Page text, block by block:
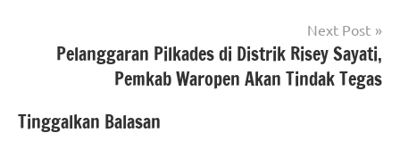
Next Post
Pelanggaran Pilkades di Distrik Risey Sayati,
Pemkab Waropen Akan Tindak Tegas
Tinggalkan Balasan